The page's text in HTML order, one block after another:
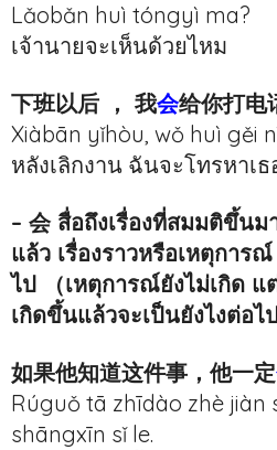
Lǎobǎn huì tóngyì ma?
เจ้านายจะเห็นด้วยไหม
下班以后 ， 我会给你打电
Xiàbān yǐhòu, wǒ huì gěi
หลังเลิกงาน ฉันจะโทรหาเธ
– 会 สื่อถึงเรื่องที่สมมติขึ้นม
แล้ว เรื่องราวหรือเหตุการ
ไป （เหตุการณ์ยังไม่เกิด แ
เกิดขึ้นแล้วจะเป็นยังไงต่อไป
如果他知道这件事，他一定
Rúguǒ tā zhīdào zhè jiàn
shāngxīn sǐ le.